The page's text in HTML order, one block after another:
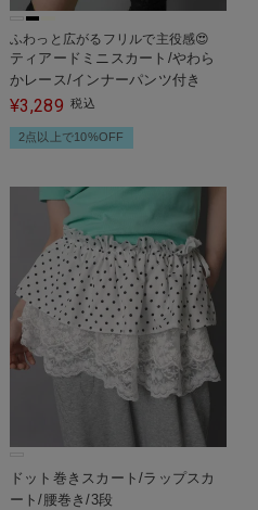
ふわっと広がるフリルで主役感😍
ティアードミニスカート/やわら
かレース/インナーパンツ付き
¥3,289 税込
2点以上で10%OFF
ドット巻きスカート/ラップスカ
ート/腰巻き/3段